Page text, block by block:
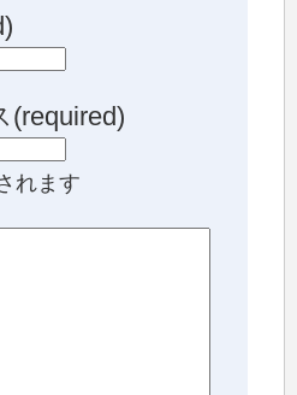
(required)
れます